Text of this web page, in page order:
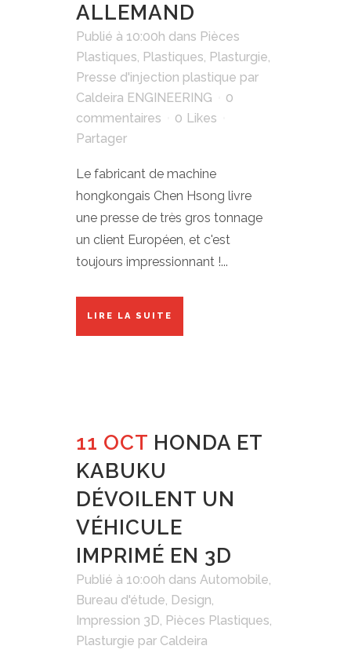
ALLEMAND
Publié à 10:00h dans Pièces
Plastiques, Plastiques, Plasturgie,
Presse d'injection plastique par
Caldeira ENGINEERING
0
commentaires
0 Likes
Partager
Le fabricant de machine
hongkongais Chen Hsong livre
une presse de très gros tonnage
un client Européen, et c'est
toujours impressionnant !...
LIRE LA SUITE
11 OCT HONDA ET
KABUKU
DÉVOILENT UN
VÉHICULE
IMPRIMÉ EN 3D
Publié à 10:00h dans Automobile,
Bureau d'étude, Design,
Impression 3D, Pièces Plastiques,
Plasturgie par Caldeira